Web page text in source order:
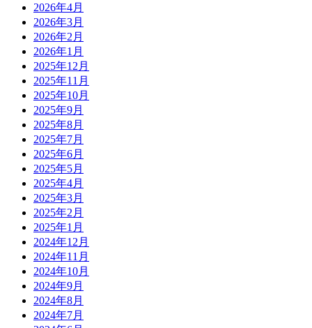
2026年4月
2026年3月
2026年2月
2026年1月
2025年12月
2025年11月
2025年10月
2025年9月
2025年8月
2025年7月
2025年6月
2025年5月
2025年4月
2025年3月
2025年2月
2025年1月
2024年12月
2024年11月
2024年10月
2024年9月
2024年8月
2024年7月